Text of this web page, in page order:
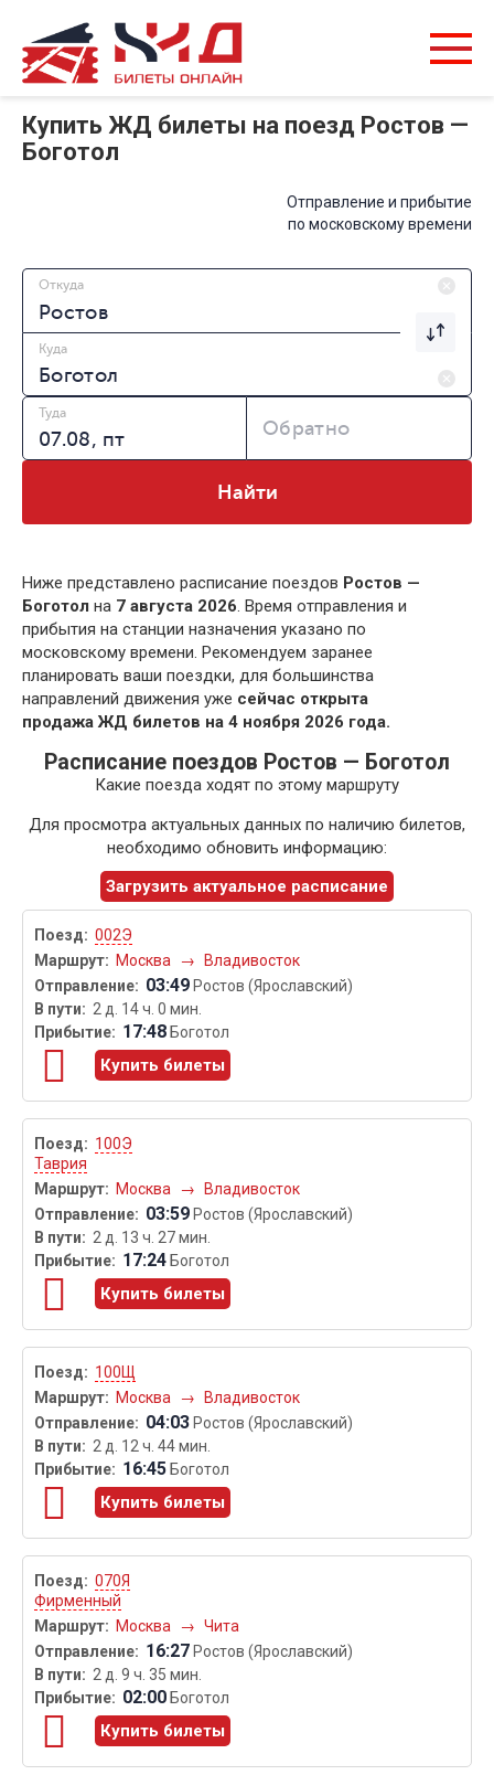
Купить ЖД билеты на поезд Ростов —
Боготол
Отправление и прибытие
по московскому времени
Откуда
Куда
Туда
Обратно
Найти
Ниже представлено расписание поездов Ростов —
Боготол на 7 августа 2026. Время отправления и
прибытия на станции назначения указано по
московскому времени. Рекомендуем заранее
планировать ваши поездки, для большинства
направлений движения уже сейчас открыта
продажа ЖД билетов на 4 ноября 2026 года.
Расписание поездов Ростов — Боготол
Какие поезда ходят по этому маршруту
Для просмотра актуальных данных по наличию билетов,
необходимо обновить информацию:
Загрузить актуальное расписание
002Э
Москва
→ Владивосток
03:49 Ростов (Ярославский)
2 д. 14 ч. 0 мин.
17:48 Боготол
Купить билеты
100Э
Таврия
Москва
→ Владивосток
03:59 Ростов (Ярославский)
2 д. 13 ч. 27 мин.
17:24 Боготол
Купить билеты
100Щ
Москва
→ Владивосток
04:03 Ростов (Ярославский)
2 д. 12 ч. 44 мин.
16:45 Боготол
Купить билеты
070Я
Фирменный
Москва
→ Чита
16:27 Ростов (Ярославский)
2 д. 9 ч. 35 мин.
02:00 Боготол
Купить билеты